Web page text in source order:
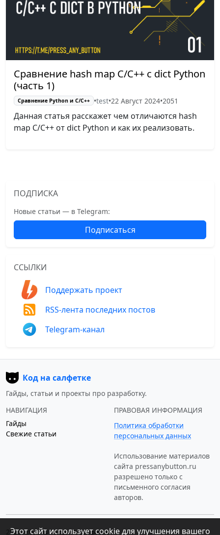
Сравнение hash map С/C++ с dict Python
(часть 1)
Сравнение Python и С/C++ •test•22 Август 2024•2051
Данная статья расскажет чем отличаются hash
map C/C++ от dict Python и как их реализовать.
ПОДПИСКА
Новые статьи — в Telegram:
Подписаться
ССЫЛКИ
Поддержать проект
RSS-лента последних постов
Telegram-канал
Код на салфетке
Гайды, статьи и проекты про разработку.
НАВИГАЦИЯ
Гайды
Свежие статьи
ПРАВОВАЯ ИНФОРМАЦИЯ
Политика обработки
персональных данных
Использование материалов
сайта pressanybutton.ru
разрешено только c
письменного согласия
авторов.
2023–2026 © «Код на салфетке»
Этот сайт использует cookie для улучшения вашего